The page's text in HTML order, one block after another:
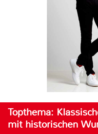
Topthema:
mit historischen